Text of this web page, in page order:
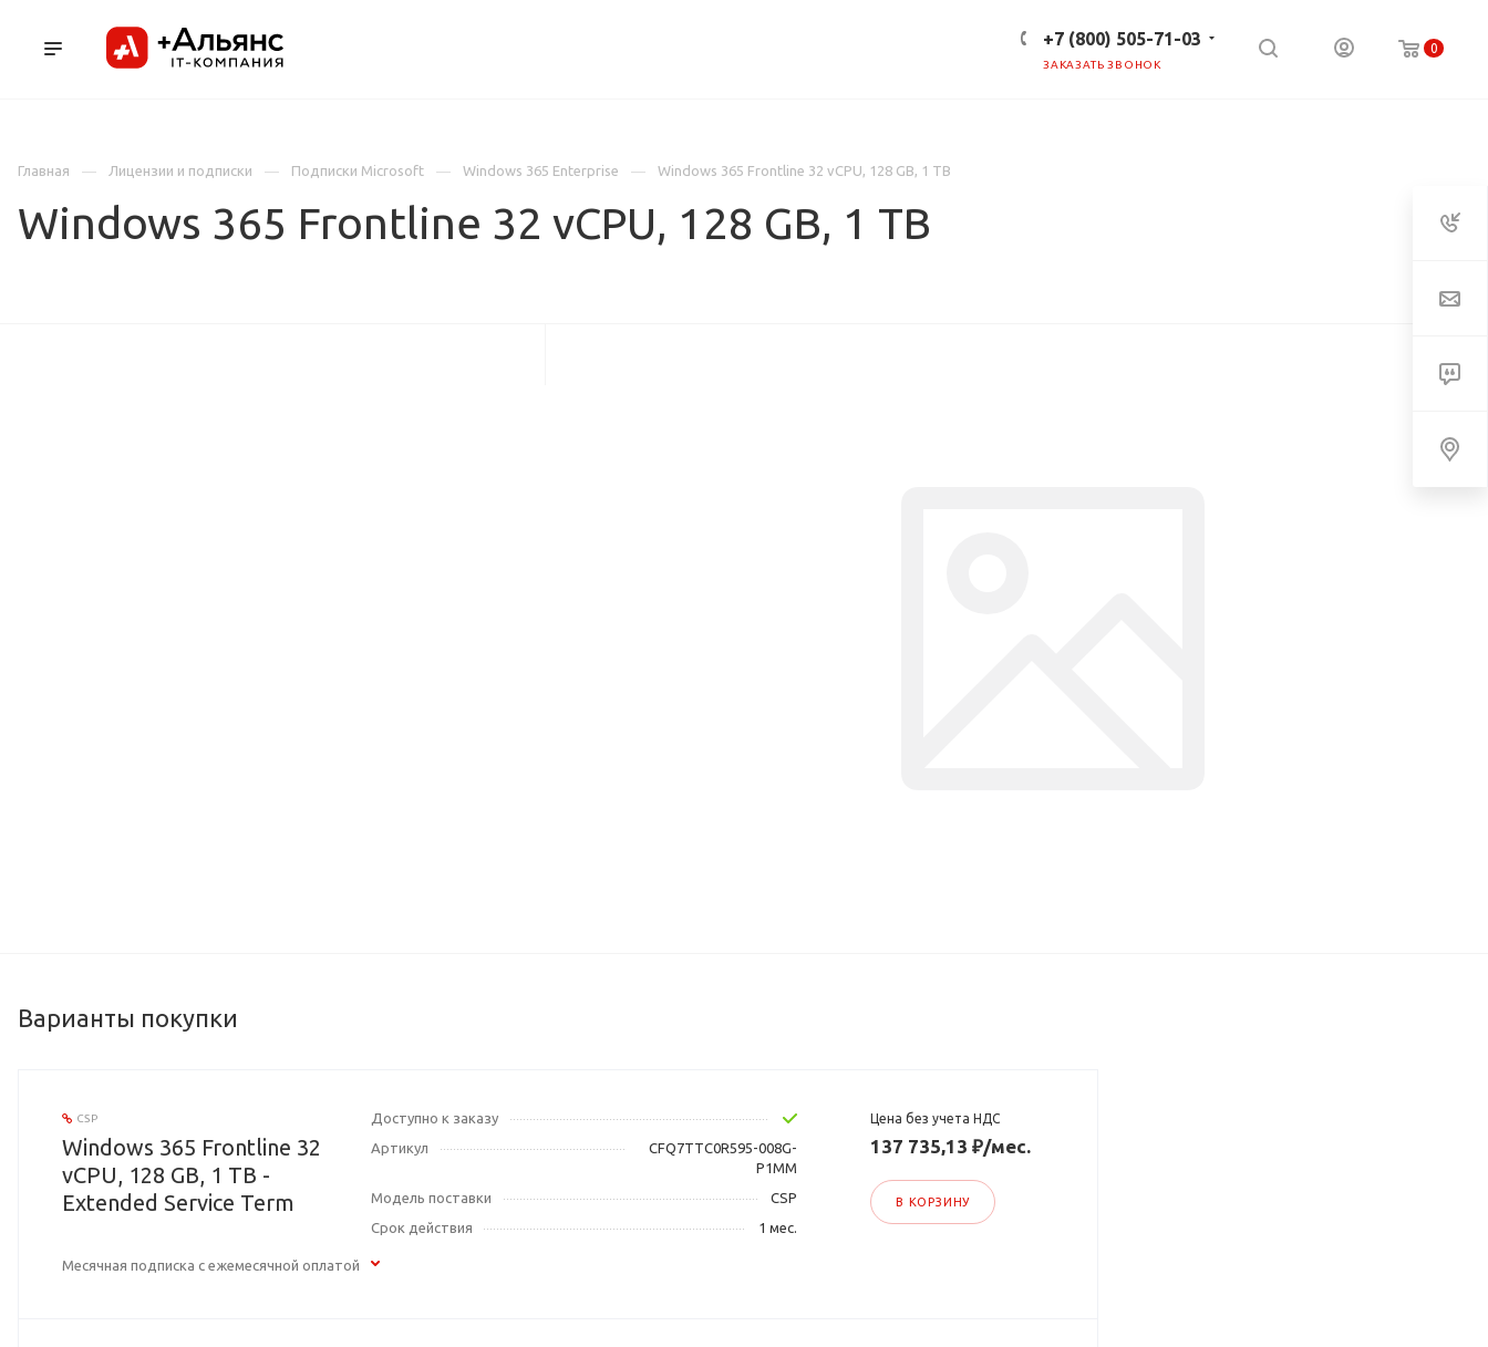
0
+7 (800) 505-71-03
ЗАКАЗАТЬ ЗВОНОК
Главная
Лицензии и подписки Подписки Microsoft Windows 365 Enterprise Windows 365 Frontline 32 vCPU, 128 GB, 1 TB
Windows 365 Frontline 32 vCPU, 128 GB, 1 TB
Варианты покупки
CSP
Windows 365 Frontline 32
vCPU, 128 GB, 1 TB -
Extended Service Term
Месячная подписка с ежемесячной оплатой
Доступно к заказу
Артикул
CFQ7TTC0R595-008G-
P1MM
Модель поставки
CSP
Срок действия
1 мес.
Цена без учета НДС
137 735,13 ₽/мес.
В КОРЗИНУ